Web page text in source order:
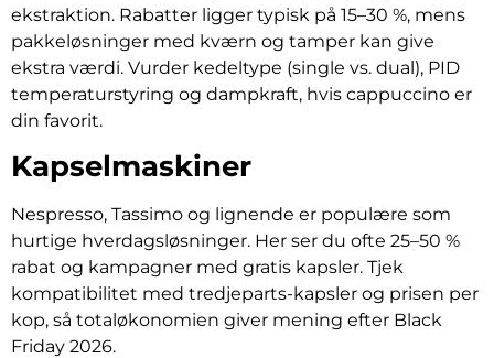
ekstraktion. Rabatter ligger typisk på 15–30 %, mens
pakkeløsninger med kværn og tamper kan give
ekstra værdi. Vurder kedeltype (single vs. dual), PID
temperaturstyring og dampkraft, hvis cappuccino er
din favorit.
Kapselmaskiner
Nespresso, Tassimo og lignende er populære som
hurtige hverdagsløsninger. Her ser du ofte 25–50 %
rabat og kampagner med gratis kapsler. Tjek
kompatibilitet med tredjeparts-kapsler og prisen per
kop, så totaløkonomien giver mening efter Black
Friday 2026.